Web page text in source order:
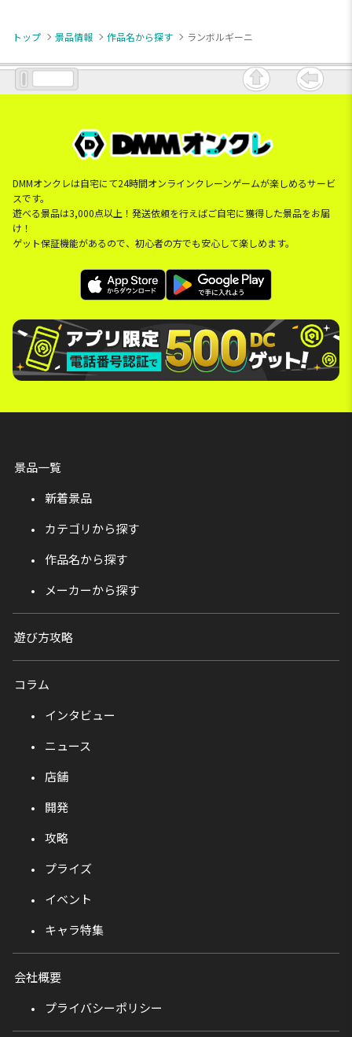
トップ 景品情報 作品名から探す ランボルギーニ
DMMオンクレは自宅にて24時間オンラインクレーンゲームが楽しめるサービ
スです。
遊べる景品は3,000点以上！発送依頼を行えばご自宅に獲得した景品をお届
け！
ゲット保証機能があるので、初心者の方でも安心して楽しめます。
景品一覧
新着景品
カテゴリから探す
作品名から探す
メーカーから探す
遊び方攻略
コラム
インタビュー
ニュース
店舗
開発
攻略
プライズ
イベント
キャラ特集
会社概要
プライバシーポリシー